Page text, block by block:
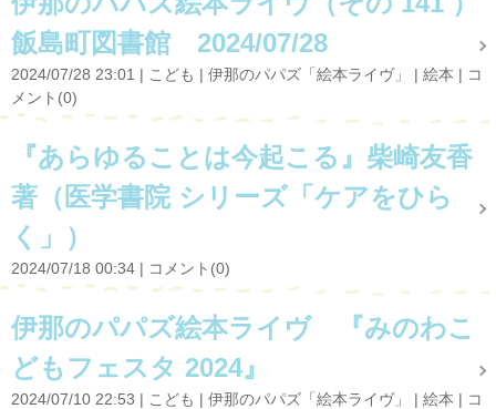
飯島町図書館 2024/07/28
2024/07/28 23:01 こども 伊那のパパズ「絵本ライヴ」 絵本
コ
メント(0)
『あらゆることは今起こる』柴崎友香
著（医学書院 シリーズ「ケアをひら
く」）
2024/07/18 00:34 コメント(0)
伊那のパパズ絵本ライヴ 『みのわこ
どもフェスタ 2024』
2024/07/10 22:53 こども 伊那のパパズ「絵本ライヴ」 絵本
コ